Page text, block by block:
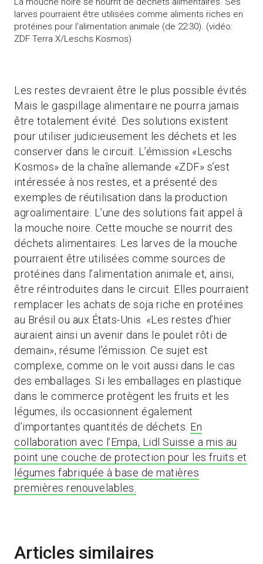
larves pourraient être utilisées comme aliments riches en
protéines pour l’alimentation animale (de 22:30). (vidéo:
ZDF Terra X/Leschs Kosmos)
Les restes devraient être le plus possible évités.
Mais le gaspillage alimentaire ne pourra jamais
être totalement évité. Des solutions existent
pour utiliser judicieusement les déchets et les
conserver dans le circuit. L’émission «Leschs
Kosmos» de la chaîne allemande «ZDF» s’est
intéressée à nos restes, et a présenté des
exemples de réutilisation dans la production
agroalimentaire. L’une des solutions fait appel à
la mouche noire. Cette mouche se nourrit des
déchets alimentaires. Les larves de la mouche
pourraient être utilisées comme sources de
protéines dans l’alimentation animale et, ainsi,
être réintroduites dans le circuit. Elles pourraient
remplacer les achats de soja riche en protéines
au Brésil ou aux États-Unis. «Les restes d’hier
auraient ainsi un avenir dans le poulet rôti de
demain», résume l’émission. Ce sujet est
complexe, comme on le voit aussi dans le cas
des emballages. Si les emballages en plastique
dans le commerce protègent les fruits et les
légumes, ils occasionnent également
d’importantes quantités de déchets. En
collaboration avec l’Empa, Lidl Suisse a mis au
point une couche de protection pour les fruits et
légumes fabriquée à base de matières
premières renouvelables.
Articles similaires